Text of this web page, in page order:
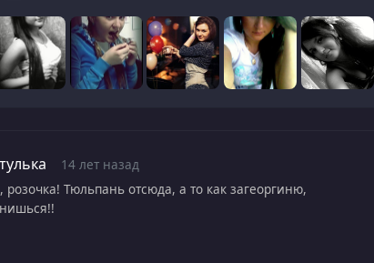
14 лет назад
Тюльпань отсюда, а то как загеоргиню,